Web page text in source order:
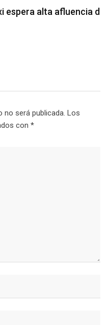
alta afluencia de
no será publicada. Los
con *